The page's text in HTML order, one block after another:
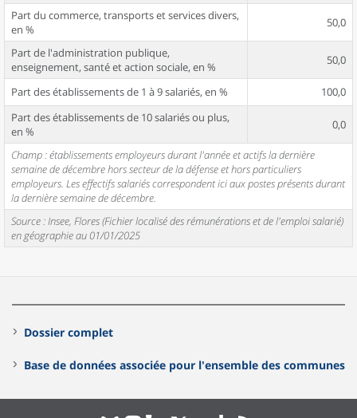
Part du commerce, transports et services divers,
en %
50,0
Part de l'administration publique,
enseignement, santé et action sociale, en %
50,0
Part des établissements de 1 à 9 salariés, en %
100,0
Part des établissements de 10 salariés ou plus,
en %
0,0
Champ : établissements employeurs durant l'année et actifs la dernière
semaine de décembre hors secteur de la défense et hors particuliers
employeurs. Les effectifs salariés correspondent ici aux postes présents durant
la dernière semaine de décembre.
Source : Insee, Flores (Fichier localisé des rémunérations et de l'emploi salarié)
en géographie au 01/01/2025
Dossier complet
Base de données associée pour l'ensemble des communes